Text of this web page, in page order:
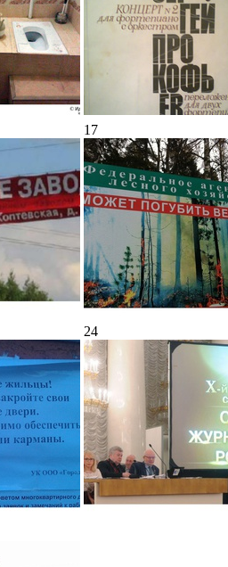
17
24